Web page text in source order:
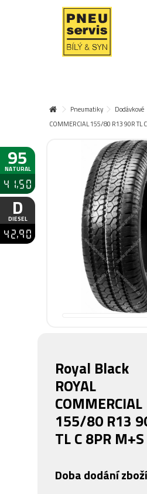
95
NATURAL
41,50
D
DIESEL
42,90
Pneumatiky Dodávkové
COMMERCIAL 155/80 R13 90R TL
Royal Black
ROYAL
COMMERCIAL
155/80 R13
TL C 8PR M+S
Doba dodání